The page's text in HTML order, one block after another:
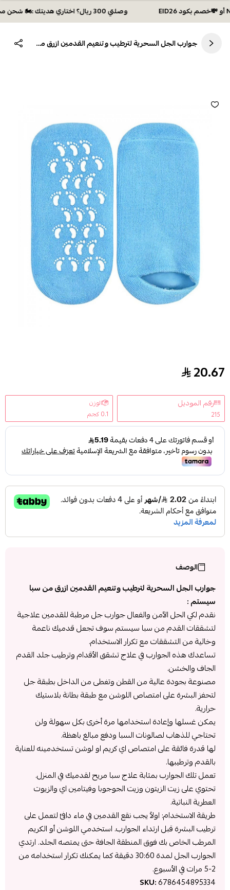
وصلتي 300 ريال؟ اختاري هديتك :🏍 شحن مجاني بكود N28 أو 💸خصم بكود EID26
جوارب الجل السحرية لترطيب وتنعيم القدمين ازرق من سبا سيستم
جوارب الجل السحرية لترطيب وتنعيم القدمين
20.67
رقم الموديل
215
الوزن
0.1 كجم
الوصف
جوارب الجل السحرية لترطيب وتنعيم القدمين ازرق من سبا
سيستم :
نقدم لكي الحل الآمن والفعال جوارب جل مرطبة للقدمين علاجية
لتشققات القدم من سبا سيستم سوف تجعل قدميك ناعمة
وخالية من التشققات مع تكرار الاستخدام.
تساعدك هذه الجوارب في علاج تشقق الأقدام وترطيب جلد القدم
الجاف والخشن.
مصنوعة بجودة عالية من القطن وتغطى من الداخل بطبقة جل
لتحفز البشرة على امتصاص اللوشن مع طبقة بطانة بلاستيك
حرارية.
يمكن غسلها وإعادة استخدامها مرة أخرى بكل سهولة ولن
تحتاجي للذهاب لصالونات السبا ودفع مبالغ باهظة.
لها قدرة فائقة على امتصاص اي كريم او لوشن تستخدمينه للعناية
بالقدم وترطيبها.
تعمل تلك الجوارب بمثابة علاج سبا مريح لقدميك في المنزل.
تحتوي على زيت الزيتون وزيت الجوجوبا وفيتامين اي والزيوت
العطرية النباتية.
طريقة الاستخدام: اولاً يجب نقع القدمين في ماء دافئ لتعمل على
ترطيب البشرة قبل ارتداء الجوارب. استخدمي اللوشن أو الكريم
المرطب الخاص بك فوق المنطقة الجافة حتى يمتصه الجلد. ارتدي
الجوارب الجل لمدة 30:60 دقيقة كما يمكنك تكرار استخدامه من
2-5 مرات في الأسبوع.
SKU:6786454895334